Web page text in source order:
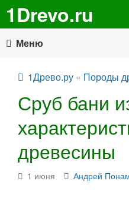
1Drevo.ru
Меню
1Древо.ру « Породы
Сруб бани
древесины
1 июня Андрей